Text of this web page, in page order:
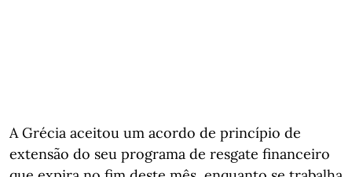
A Grécia aceitou um acordo de princípio de
extensão do seu programa de resgate financeiro